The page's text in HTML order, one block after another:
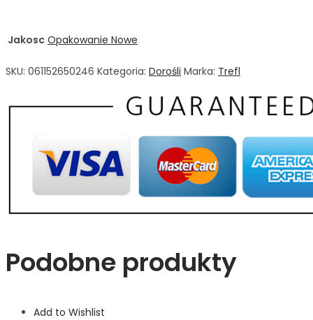
Jakosc Opakowanie Nowe
SKU: 061152650246 Kategoria: Dorośli Marka: Trefl
Podobne produkty
Add to Wishlist